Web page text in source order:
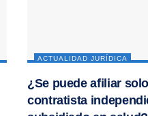
ACTUALIDAD JURÍDICA
¿Se puede afiliar
contratista